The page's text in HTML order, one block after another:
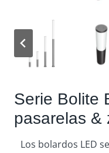
Serie Bolite
pasarelas &
Los bolardos LED